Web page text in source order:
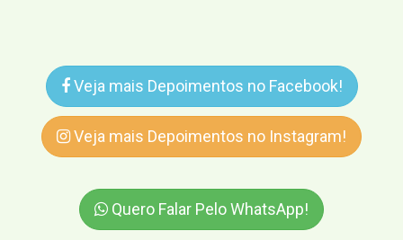
Veja mais Depoimentos no Facebook!
Veja mais Depoimentos no Instagram!
Quero Falar Pelo WhatsApp!